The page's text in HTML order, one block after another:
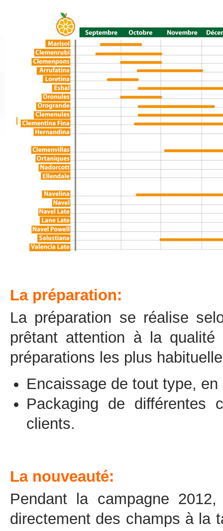
La préparation:
La préparation se réalise
prêtant attention à la
préparations les plus
Encaissage de tout type,
Packaging de différentes
clients.
La nouveauté:
Pendant la campagne
directement des champs à la